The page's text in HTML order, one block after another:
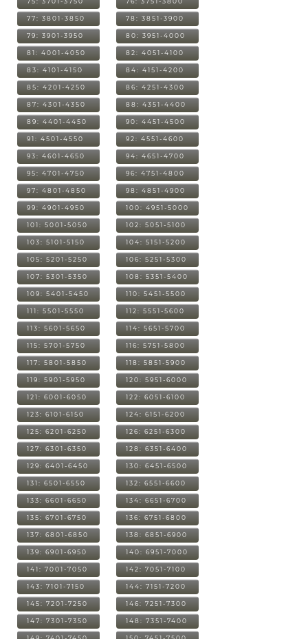
77: 3801-3850 78: 3851-3900
79: 3901-3950 80: 3951-4000
81: 4001-4050 82: 4051-4100
83: 4101-4150 84: 4151-4200
85: 4201-4250 86: 4251-4300
87: 4301-4350 88: 4351-4400
89: 4401-4450 90: 4451-4500
91: 4501-4550 92: 4551-4600
93: 4601-4650 94: 4651-4700
95: 4701-4750 96: 4751-4800
97: 4801-4850 98: 4851-4900
99: 4901-4950 100: 4951-5000
101: 5001-5050 102: 5051-5100
103: 5101-5150 104: 5151-5200
105: 5201-5250 106: 5251-5300
107: 5301-5350 108: 5351-5400
109: 5401-5450 110: 5451-5500
111: 5501-5550 112: 5551-5600
113: 5601-5650 114: 5651-5700
115: 5701-5750 116: 5751-5800
117: 5801-5850 118: 5851-5900
119: 5901-5950 120: 5951-6000
121: 6001-6050 122: 6051-6100
123: 6101-6150 124: 6151-6200
125: 6201-6250 126: 6251-6300
127: 6301-6350 128: 6351-6400
129: 6401-6450 130: 6451-6500
131: 6501-6550 132: 6551-6600
133: 6601-6650 134: 6651-6700
135: 6701-6750 136: 6751-6800
137: 6801-6850 138: 6851-6900
139: 6901-6950 140: 6951-7000
141: 7001-7050 142: 7051-7100
143: 7101-7150 144: 7151-7200
145: 7201-7250 146: 7251-7300
147: 7301-7350 148: 7351-7400